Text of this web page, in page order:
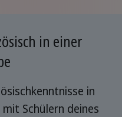
in einer
in
Schülern deines